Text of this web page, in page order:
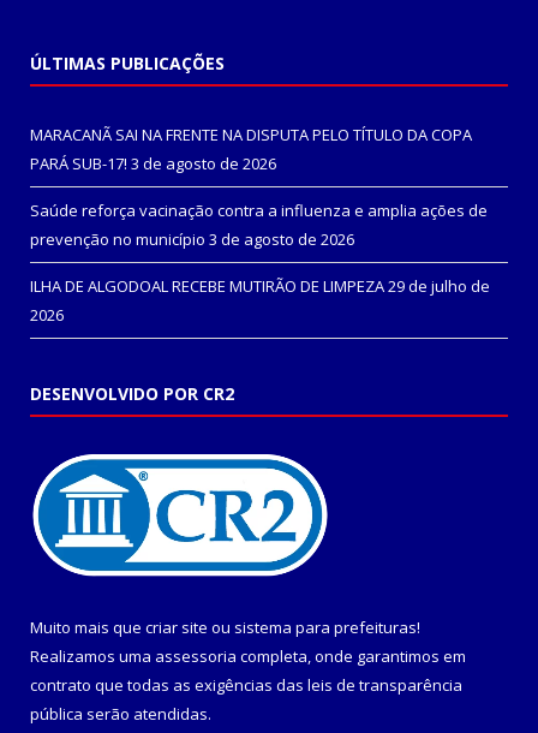
ÚLTIMAS PUBLICAÇÕES
MARACANÃ SAI NA FRENTE NA DISPUTA PELO TÍTULO DA COPA
PARÁ SUB-17! 3 de agosto de 2026
Saúde reforça vacinação contra a influenza e amplia ações de
prevenção no município 3 de agosto de 2026
ILHA DE ALGODOAL RECEBE MUTIRÃO DE LIMPEZA29 de julho de
2026
DESENVOLVIDO POR CR2
Muito mais que criar site ou sistema para prefeituras!
Realizamos uma assessoria completa, onde garantimos em
contrato que todas as exigências das leis de transparência
pública serão atendidas.